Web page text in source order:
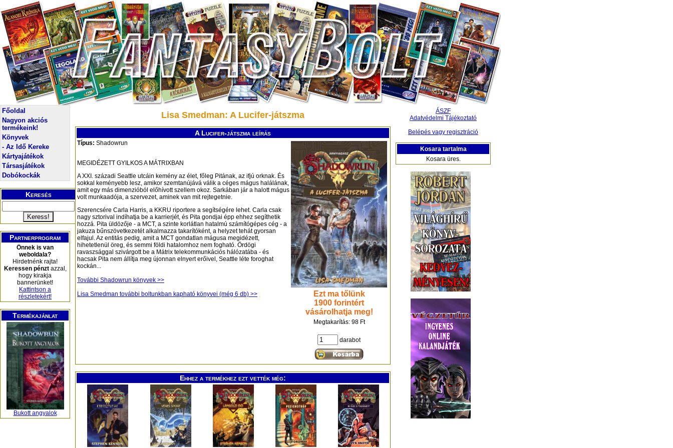
Főoldal
Nagyon akciós
termékeink!
Könyvek
- Az Idő Kereke
Kártyajátékok
Társasjátékok
Dobókockák
Keresés
Partnerprogram
Önnek is van
weboldala?
Hirdetnénk rajta!
Keressen pénztazzal,
hogy kirakja
bannerünket!
Kattintson a
részletekért!
Termékajánlat
Bukott angyalok
Lisa Smedman: A Lucifer-játszma
A Lucifer-játszma leírás
Ezt ma tőlünk
1900 forintért
vásárolhatja meg!
Megtakarítás: 98 Ft
darabot
Típus: Shadowrun
MEGIDÉZETT GYILKOS A MÁTRIXBAN
A XXI. századi Seattle utcáin kemény az élet, főleg Pitának, az ifjú orknak. És
sokkal keményebb lesz, amikor szemtanújává válik a céges mágus halálának,
amit egy más dimenzióból előhívott szellem okoz. Sarkában jár a halott mágus
volt munkaadója, a szervezet, aminek van mit rejtegetnie.
Szerencsére Carla Harris, a KKRU riportere a segítségére lehet. Carla csak
nagy sztorival indíhatja be a karrierjét, és Pita gondjai épp ehhez segíthetik
hozzá. Pita üldözője - a MCT, a szinte korlátlan hatalmú számítógépes cég - a
jakuza bűnszövetkezetét alkalmazza takarítóként, a helyzet tehát gyorsan
elfajul. Az entitás pedig, amit a MCT gondatlan mágusa megidézett,
hihetetlenül öreg, és semmi földi hatalomhoz nem fogható. Ördögi
ravaszsággal szivárgott be a Mátrix telekommunkációs hálózatába - és
hacsak Pita nem állítja meg újonnan elnyert erőivel, Seattle léte foroghat
kockán...
További Shadowrun könyvek >>
Lisa Smedman további boltunkban kapható könyvei (még 6 db) >>
Ehhez a termékhez ezt vették még:
ÁSZF
Adatvédelmi Tájékoztató
Belépés vagy regisztráció
Kosara tartalma
Kosara üres.